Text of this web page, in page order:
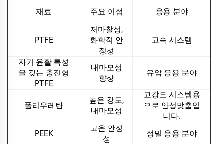
재료 주요 이점 응용 분야
PTFE
저마찰성,
화학적 안
정성
고속 시스템
자기 윤활 특성
을 갖는 충전형
PTFE
내마모성
향상
유압 응용 분야
폴리우레탄
높은 강도,
내마모성
고강도 시스템용
으로 안성맞춤입
니다.
PEEK
고온 안정
성
정밀 응용 분야